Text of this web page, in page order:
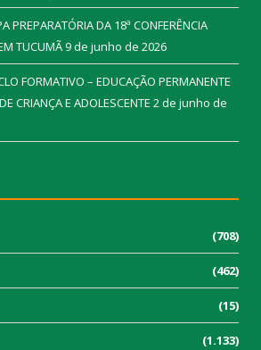
PREPARATÓRIA DA 18ª CONFERÊNCIA
TUCUMÃ9 de junho de 2026
FORMATIVO – EDUCAÇÃO PERMANENTE
CRIANÇA E ADOLESCENTE 2 de junho de
(708)
(462)
(15)
(1.133)